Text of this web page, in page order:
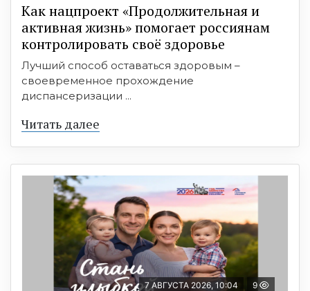
Как нацпроект «Продолжительная и
активная жизнь» помогает россиянам
контролировать своё здоровье
Лучший способ оставаться здоровым –
своевременное прохождение
диспансеризации ...
Читать далее
7 АВГУСТА 2026, 10:04 9